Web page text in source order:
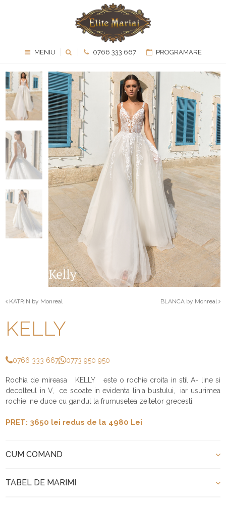
MENIU 0766 333 667 PROGRAMARE
KATRIN by Monreal BLANCA by Monreal
KELLY
0766 333 667 0773 950 950
Rochia de mireasa KELLY este o rochie croita in stil A- line si
decolteul in V, ce scoate in evidenta linia bustului, iar usurimea
rochiei ne duce cu gandul la frumusetea zeitelor grecesti.
PRET: 3650 lei redus de la 4980 Lei
CUM COMAND
TABEL DE MARIMI